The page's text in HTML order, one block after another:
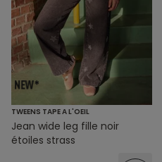
TWEENS TAPE A L'OEIL
Jean wide leg fille noir
étoiles strass